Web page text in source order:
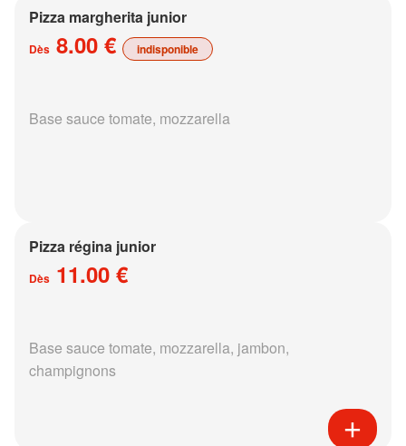
Pizza margherita junior
Dès 8.00 € indisponible
Base sauce tomate, mozzarella
Pizza régina junior
Dès 11.00 €
Base sauce tomate, mozzarella, jambon,
champignons